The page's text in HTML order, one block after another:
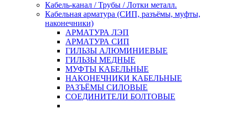
Кабель-канал / Трубы / Лотки металл.
Кабельная арматура (СИП, разъёмы, муфты,
наконечники)
АРМАТУРА ЛЭП
АРМАТУРА СИП
ГИЛЬЗЫ АЛЮМИНИЕВЫЕ
ГИЛЬЗЫ МЕДНЫЕ
МУФТЫ КАБЕЛЬНЫЕ
НАКОНЕЧНИКИ КАБЕЛЬНЫЕ
РАЗЪЁМЫ СИЛОВЫЕ
СОЕДИНИТЕЛИ БОЛТОВЫЕ